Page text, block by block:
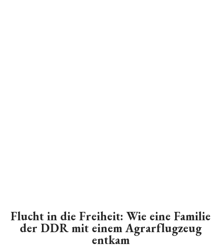
Flucht in die Freiheit: Wie eine Familie
der DDR mit einem Agrarflugzeug
entkam